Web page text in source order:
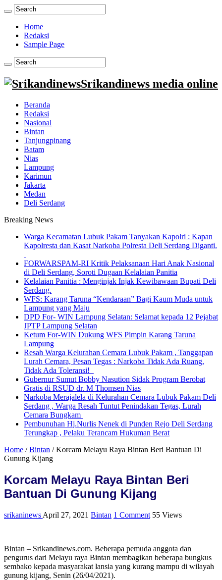
Home
Redaksi
Sample Page
Srikandinews media online
Beranda
Redaksi
Nasional
Bintan
Tanjungpinang
Batam
Nias
Lampung
Karimun
Jakarta
Medan
Deli Serdang
Breaking News
Warga Kecamatan Lubuk Pakam Tanyakan Kapolri : Kapan
Kapolresta dan Kasat Narkoba Polresta Deli Serdang Diganti.
FORWARSPAM-RI Kritik Pelaksanaan Hari Anak Nasional
di Deli Serdang, Soroti Dugaan Kelalaian Panitia
Kelalaian Panitia : Menginjak Injak Kewibawaan Bupati Deli
Serdang.
WFS: Karang Taruna “Kendaraan” Bagi Kaum Muda untuk
Lampung yang Maju
DPD For- WIN Lampung Selatan: Selamat kepada 12 Pejabat
JPTP Lampung Selatan
Ketum For-WIN Dukung WFS Pimpin Karang Taruna
Lampung
Resah Warga Kelurahan Cemara Lubuk Pakam , Tanggapan
Lurah Cemara, Pesan Tegas : Narkoba Tidak Ada Ruang,
Tidak Ada Toleransi!
Gubernur Sumut Bobby Nasution Sidak Program Berobat
Gratis di RSUD dr. M Thomsen Nias
Narkoba Merajalela di Kelurahan Cemara Lubuk Pakam Deli
Serdang , Warga Resah Tuntut Penindakan Tegas, Lurah
Cemara Bungkam
Pembunuhan Hj.Nurlis Nenek di Punden Rejo Deli Serdang
Terungkap , Pelaku Terancam Hukuman Berat
Home / Bintan / Korcam Melayu Raya Bintan Beri Bantuan Di
Gunung Kijang
Korcam Melayu Raya Bintan Beri
Bantuan Di Gunung Kijang
srikaninews April 27, 2021 Bintan 1 Comment 55 Views
Bintan – Srikandinews.com. Beberapa pemuda anggota dan
pengurus dari Melayu raya Bintan membagikan beberapa bungkus
sembako kepada masyarakat lansia yang kurang mampu di wilayah
gunung kijang, Senin (26/04/2021).